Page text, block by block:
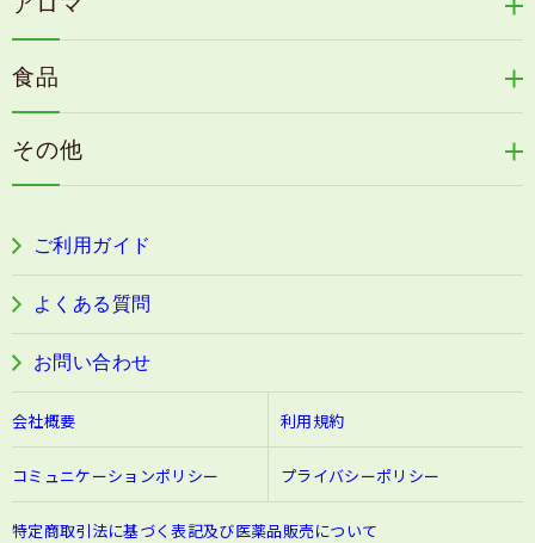
リリィジュサプリ
毛歓
ヘアケアその他
カイアポシリーズ
速感伝統香醋
古家のにんにく
目の疲労感・首肩に感じる負担緩和サプリ
阿波晩茶
うる肌箋
フェミールホワイトNKB
浦上式アロマシリーズ
色彩マスク
食品
その他
ご利用ガイド
よくある質問
お問い合わせ
会社概要 利用規約
コミュニケーションポリシー プライバシーポリシー
特定商取引法に基づく表記及び医薬品販売について